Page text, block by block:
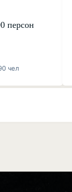
персон
чел